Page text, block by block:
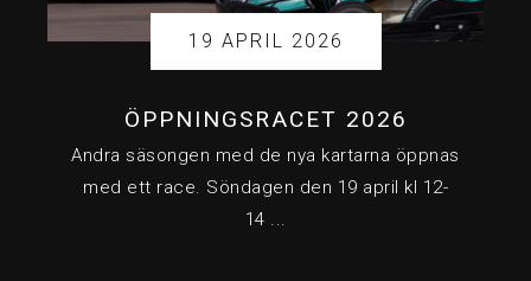
19 APRIL 2026
ÖPPNINGSRACET 2026
Andra säsongen med de nya kartarna öppnas
med ett race. Söndagen den 19 april kl 12-
14 ...